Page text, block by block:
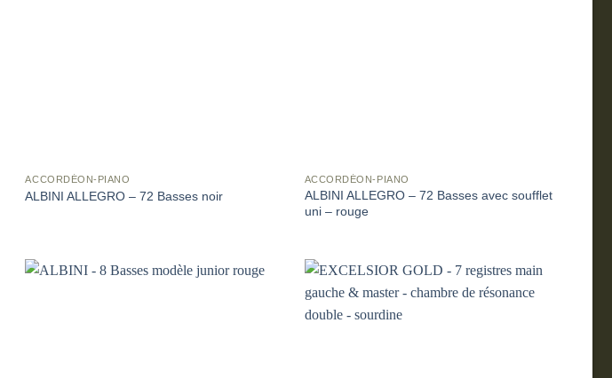
ACCORDÉON-PIANO
ALBINI ALLEGRO – 72 Basses noir
ACCORDÉON-PIANO
ALBINI ALLEGRO – 72 Basses avec soufflet
uni – rouge